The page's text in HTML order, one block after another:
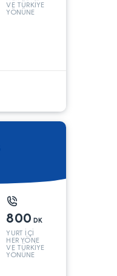
VE TÜRKİYE
YÖNÜNE
800 DK
YURT İÇİ
HER YÖNE
VE TÜRKİYE
YÖNÜNE